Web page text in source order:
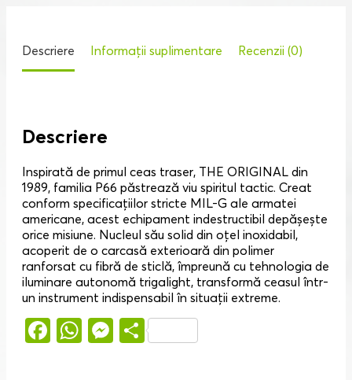
Descriere Informații suplimentare Recenzii (0)
Descriere
Inspirată de primul ceas traser, THE ORIGINAL din
1989, familia P66 păstrează viu spiritul tactic. Creat
conform specificațiilor stricte MIL-G ale armatei
americane, acest echipament indestructibil depășește
orice misiune. Nucleul său solid din oțel inoxidabil,
acoperit de o carcasă exterioară din polimer
ranforsat cu fibră de sticlă, împreună cu tehnologia de
iluminare autonomă trigalight, transformă ceasul într-
un instrument indispensabil în situații extreme.
Facebook
WhatsApp
Messenger
Partajează